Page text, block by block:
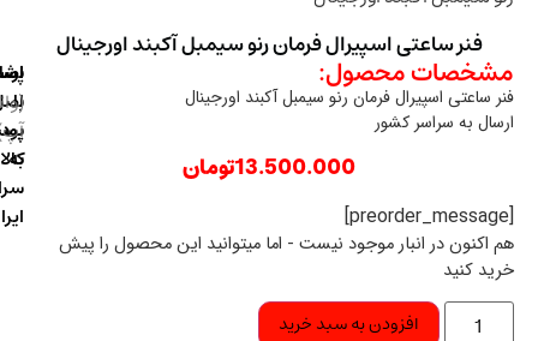
فنر ساعتی اسپیرال فرمان رنو سیمبل آکبند اورجینال
محصول:
ساعتی اسپیرال فرمان رنو سیمبل آکبند اورجینال
به سراسر کشور
13.500.000تومان
در انبار موجود نیست - اما میتوانید این محصول را پیش
کنید
افزودن به سبد خرید
سراسر
اصالت
پشتیبانی
(واتس